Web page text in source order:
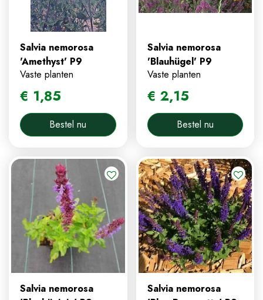
Salvia nemorosa
'Amethyst' P9
Vaste planten
€ 1,85
Bestel nu
Salvia nemorosa
'Blauhügel' P9
Vaste planten
€ 2,15
Bestel nu
Salvia nemorosa
Salvia nemorosa